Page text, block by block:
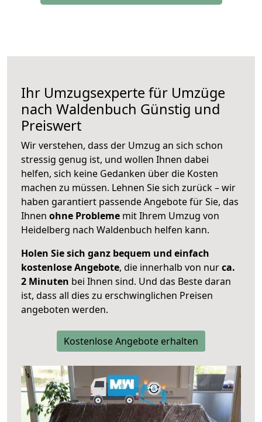
Ihr Umzugsexperte für Umzüge
nach Waldenbuch Günstig und
Preiswert
Wir verstehen, dass der Umzug an sich schon
stressig genug ist, und wollen Ihnen dabei
helfen, sich keine Gedanken über die Kosten
machen zu müssen. Lehnen Sie sich zurück – wir
haben garantiert passende Angebote für Sie, das
Ihnen ohne Probleme mit Ihrem Umzug von
Heidelberg nach Waldenbuch helfen kann.
Holen Sie sich ganz bequem und einfach
kostenlose Angebote, die innerhalb von nurca.
2 Minuten bei Ihnen sind. Und das Beste daran
ist, dass all dies zu erschwinglichen Preisen
angeboten werden.
Kostenlose Angebote erhalten